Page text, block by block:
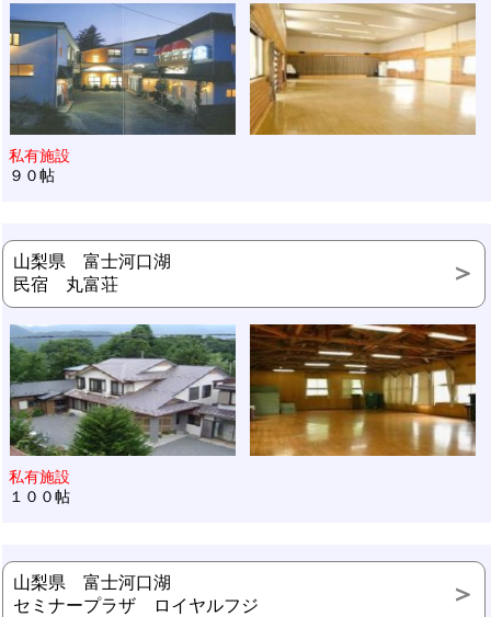
私有施設
９０帖
山梨県 富士河口湖
民宿 丸富荘
私有施設
１００帖
山梨県 富士河口湖
セミナープラザ ロイヤルフジ